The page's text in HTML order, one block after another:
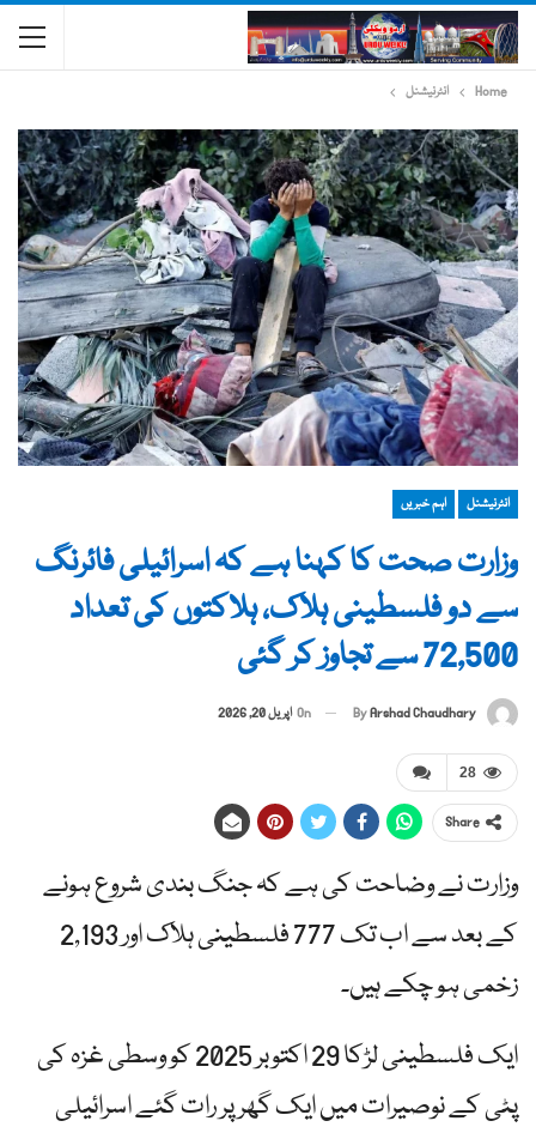
Home انٹرنیشنل
انٹرنیشنل اہم خبریں
وزارت صحت کا کہنا ہے کہ اسرائیلی فائرنگ
سے دو فلسطینی ہلاک، ہلاکتوں کی تعداد
72,500 سے تجاوز کر گئی
ByArshad Chaudhary
On اپریل 20, 2026
28
Share
وزارت نے وضاحت کی ہے کہ جنگ بندی شروع ہونے
کے بعد سے اب تک 777 فلسطینی ہلاک اور 2,193
زخمی ہو چکے ہیں۔
ایک فلسطینی لڑکا 29 اکتوبر 2025 کو وسطی غزہ کی
پٹی کے نوصیرات میں ایک گھر پر رات گئے اسرائیلی